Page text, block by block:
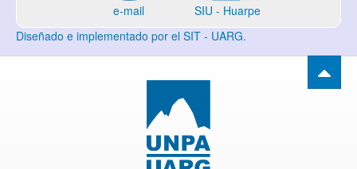
e-mail
SIU - Huarpe
Diseñado e implementado por el SIT - UARG.